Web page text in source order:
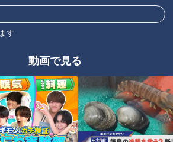
す
動画で見る
竜ドラ
サブマ
「衝撃の代打」ベンチ采配の空
白と疑問～検証・与田ドラゴン
た監督
3年の
与田ドラゴンズいきなり3連
敗！ファンとして納得できない